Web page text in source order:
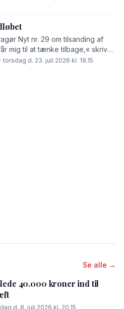
Nyt nr. 29 om tilsanding af
mig til at tænke tilbage,« skriver
torsdag d. 23. juli 2026 kl. 19.15
Se alle →
40.000 kroner ind til
d. 8. juli 2026 kl. 20.15